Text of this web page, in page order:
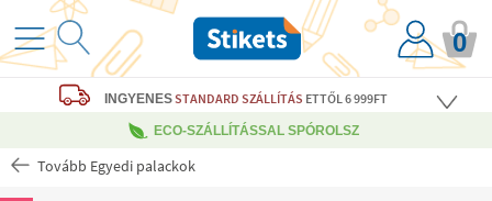
0
INGYENESSTANDARD SZÁLLÍTÁS ETTŐL 6 999FT
ECO-SZÁLLÍTÁSSAL SPÓROLSZ
Tovább Egyedi palackok